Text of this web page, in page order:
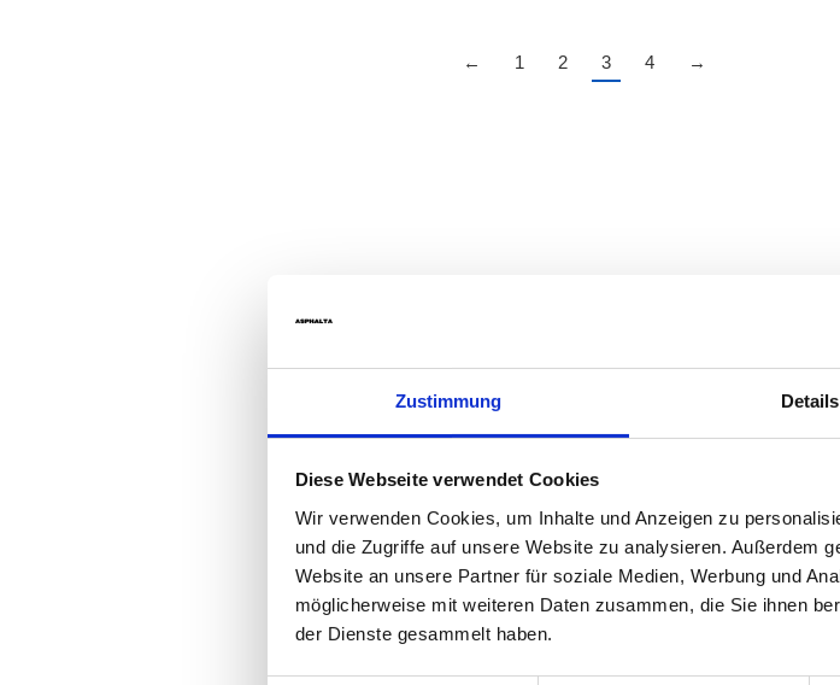
Zustimmung Details
Diese Webseite verwendet Cookies
Wir verwenden Cookies, um Inhalte und Anzeigen zu
und die Zugriffe auf unsere Website zu analysieren. Außerdem
Website an unsere Partner für soziale Medien, Werbung und
möglicherweise mit weiteren Daten zusammen, die Sie ihnen
der Dienste gesammelt haben.
← 1 2 3 4 →